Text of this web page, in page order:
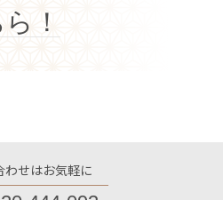
！
わせはお気軽に